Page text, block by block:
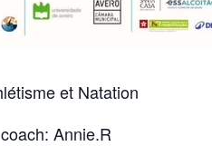
et Natation
Annie.R